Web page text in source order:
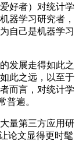
好者）对统计学
器学习研究者，
自己是机器学习
发展走得如此之
此之远，以至于
而言，对统计学
普遍。
量第三方应用研
论文显得更时髦